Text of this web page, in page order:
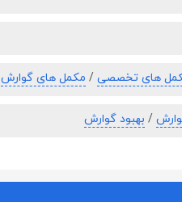
های تخصصی / مکمل های گوارش
/ بهبود گوارش